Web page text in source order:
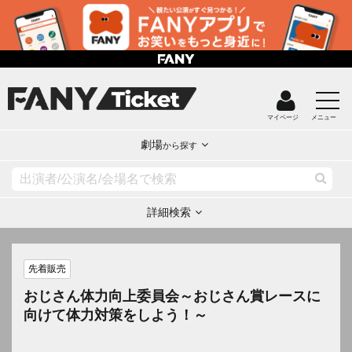
マイページ メニュー
劇場から探す
詳細検索
先着販売
おじさん体力向上委員会～おじさん賞レースに
向けて体力対策をしよう！～